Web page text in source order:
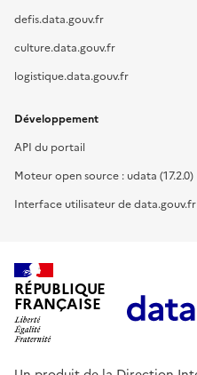
defis.data.gouv.fr
culture.data.gouv.fr
logistique.data.gouv.fr
Développement
API du portail
Moteur open source : udata (17.2.0)
Interface utilisateur de
RÉPUBLIQUE
FRANÇAISE